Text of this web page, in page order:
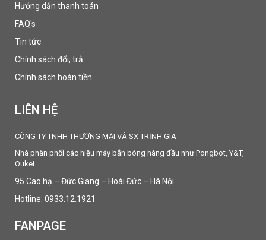
Hướng dẫn thanh toán
FAQ's
Tin tức
Chính sách đổi, trả
Chính sách hoàn tiền
LIÊN HỆ
CÔNG TY TNHH THƯƠNG MẠI VÀ SX TRỊNH GIA
Nhà phân phối các hiệu máy bắn bóng hàng đầu như Pongbot, Y&T,
Oukei…
95 Cao hạ – Đức Giang – Hoài Đức – Hà Nội
Hotline: 0933.12.1921
FANPAGE